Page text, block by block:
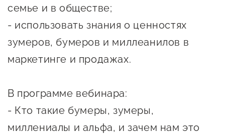
Поддержка экспортеров
Финансовая поддержка
внешнего санкционного
Центры поддержки
семье и в обществе;
- использовать знания о ценностях
зумеров, бумеров и миллеанилов в
маркетинге и продажах.
В программе вебинара:
- Кто такие бумеры, зумеры,
миллениалы и альфа, и зачем нам это